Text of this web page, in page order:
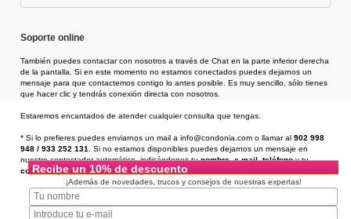
Soporte online
También puedes contactar con nosotros a través de Chat en la parte inferior derecha
de la pantalla. Si en este momento no estamos conectados puedes dejarnos un
mensaje para que contactemos contigo lo antes posible. Es muy sencillo, sólo tienes
que hacer clic y tendrás conexión directa con nosotros.
Estaremos encantados de atender cualquier consulta que tengas.
* Si lo prefieres puedes enviarnos un mail a info@condonia.com o llamar al 902 998
948 / 933 252 131
. Si no estamos disponibles puedes dejarnos un mensaje en
nuestro contestador automático, indicándonos tunombre,e-mail,teléfonoy tu
consulta , y te llamaremos en un plazo de 24h.
Recibe un 10% de descuento
¡Además de novedades, trucos y consejos de nuestras expertas!